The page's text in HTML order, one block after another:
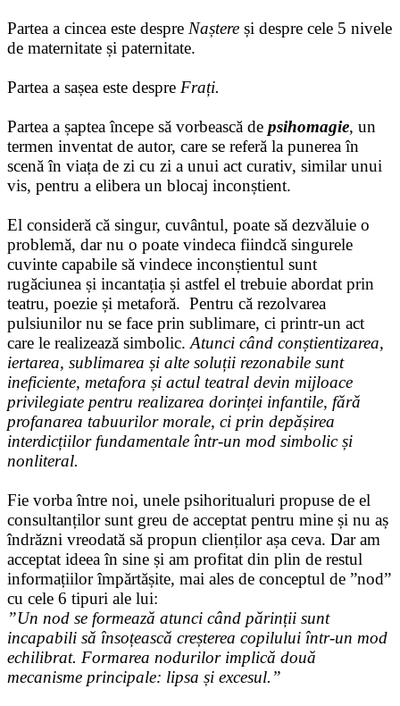
Partea a cincea este despre Naștere și despre cele 5 nivele
de maternitate și paternitate.
Partea a sașea este despre Frați.
Partea a șaptea începe să vorbească de psihomagie, un
termen inventat de autor, care se referă la punerea în
scenă în viața de zi cu zi a unui act curativ, similar unui
vis, pentru a elibera un blocaj inconștient.
El consideră că singur, cuvântul, poate să dezvăluie o
problemă, dar nu o poate vindeca fiindcă singurele
cuvinte capabile să vindece inconștientul sunt
rugăciunea și incantația și astfel el trebuie abordat prin
teatru, poezie și metaforă. Pentru că rezolvarea
pulsiunilor nu se face prin sublimare, ci printr-un act
care le realizează simbolic. Atunci când conștientizarea,
iertarea, sublimarea și alte soluții rezonabile sunt
ineficiente, metafora și actul teatral devin mijloace
privilegiate pentru realizarea dorinței infantile, fără
profanarea tabuurilor morale, ci prin depășirea
interdicțiilor fundamentale într-un mod simbolic și
nonliteral.
Fie vorba între noi, unele psihoritualuri propuse de el
consultanților sunt greu de acceptat pentru mine și nu aș
îndrăzni vreodată să propun clienților așa ceva. Dar am
acceptat ideea în sine și am profitat din plin de restul
informațiilor împărtășite, mai ales de conceptul de ”nod”
cu cele 6 tipuri ale lui:
”Un nod se formează atunci când părinții sunt
incapabili să însoțească creșterea copilului într-un mod
echilibrat. Formarea nodurilor implică două
mecanisme principale: lipsa și excesul.”